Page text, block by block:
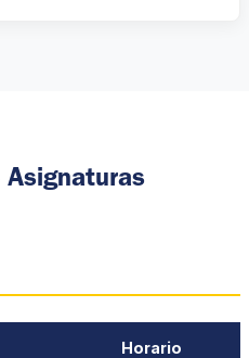
Asignaturas
Horario